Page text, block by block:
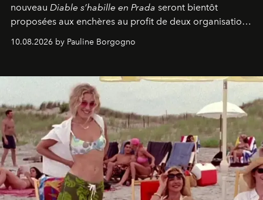
nouveau Diable s’habille en Prada seront bientôt
proposées aux enchères au profit de deux organisations
engagées pour la presse et la mode.
10.08.2026 by Pauline Borgogno